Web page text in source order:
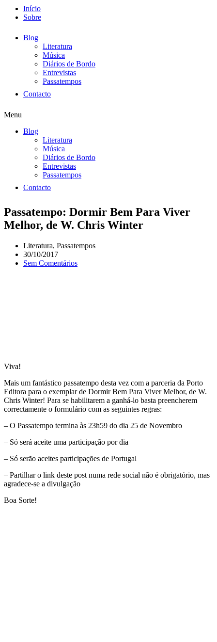
Início
Sobre
Blog
Literatura
Música
Diários de Bordo
Entrevistas
Passatempos
Contacto
Menu
Blog
Literatura
Música
Diários de Bordo
Entrevistas
Passatempos
Contacto
Passatempo: Dormir Bem Para Viver
Melhor, de W. Chris Winter
Literatura, Passatempos
30/10/2017
Sem Comentários
Viva!
Mais um fantástico passatempo desta vez com a parceria da Porto
Editora para o exemplar de Dormir Bem Para Viver Melhor, de W.
Chris Winter! Para se habilitarem a ganhá-lo basta preencherem
correctamente o formulário com as seguintes regras:
– O Passatempo termina às 23h59 do dia 25 de Novembro
– Só será aceite uma participação por dia
– Só serão aceites participações de Portugal
– Partilhar o link deste post numa rede social não é obrigatório, mas
agradece-se a divulgação
Boa Sorte!